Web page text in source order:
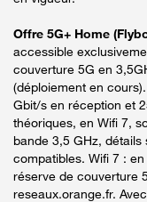
Offre 5G+ Home
accessible
couverture 5G en
(déploiement en
Gbit/s en réception et
théoriques, en Wifi 7,
bande 3,5 GHz,
compatibles. Wifi 7 :
réserve de couverture
reseaux.orange.fr.